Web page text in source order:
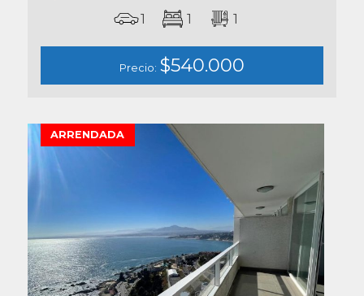
1 1 1
Precio: $540.000
ARRENDADA